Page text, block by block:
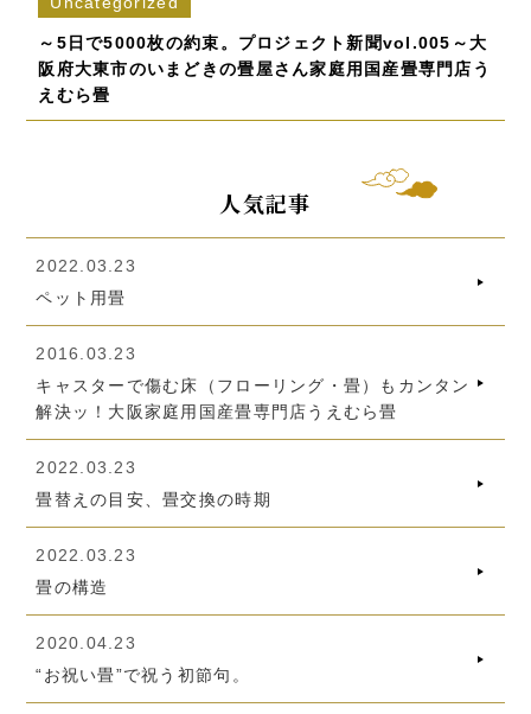
～5日で5000枚の約束。プロジェクト新聞vol.005～大
阪府大東市のいまどきの畳屋さん家庭用国産畳専門店う
えむら畳
人気記事
2022.03.23
ペット用畳
2016.03.23
キャスターで傷む床（フローリング・畳）もカンタン
解決ッ！大阪家庭用国産畳専門店うえむら畳
2022.03.23
畳替えの目安、畳交換の時期
2022.03.23
畳の構造
2020.04.23
“お祝い畳”で祝う初節句。